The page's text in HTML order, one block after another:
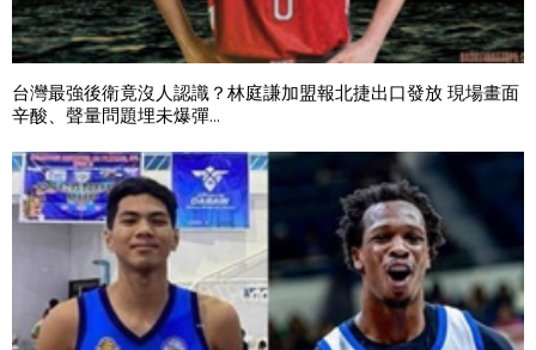
台灣最強後衛竟沒人認識？林庭謙加盟報北捷出口發放 現場畫面
辛酸、聲量問題埋未爆彈...